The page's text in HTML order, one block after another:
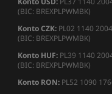
(BIC: BREXPLPWMBK)
Konto CZK: PL02 1140
(BIC: BREXPLPWMBK)
Konto HUF: PL39 1140
(BIC: BREXPLPWMBK)
Konto RON: PL52 1090